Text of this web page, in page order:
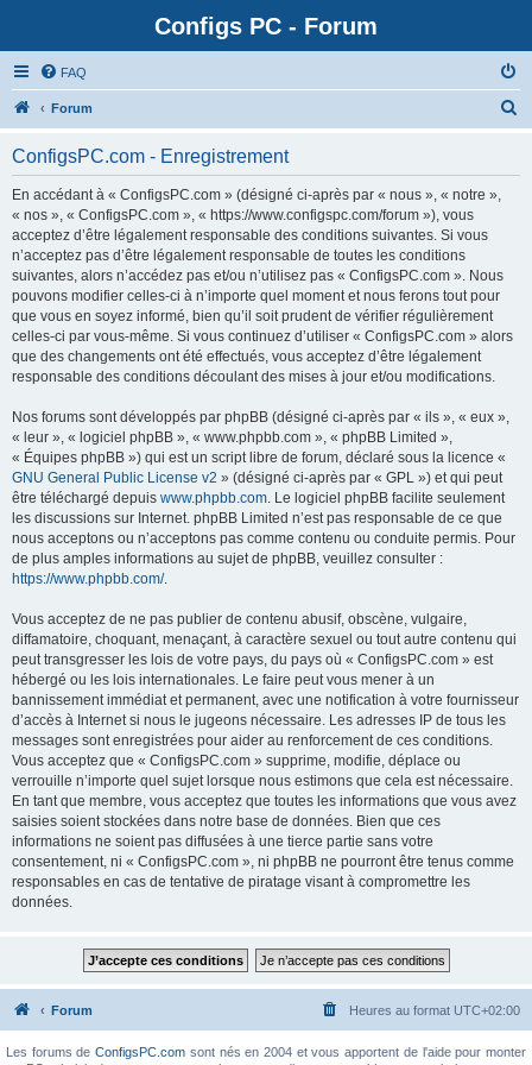
Configs PC - Forum
FAQ
Forum
ConfigsPC.com - Enregistrement
En accédant à « ConfigsPC.com » (désigné ci-après par « nous », « notre »,
« nos », « ConfigsPC.com », « https://www.configspc.com/forum »), vous
acceptez d’être légalement responsable des conditions suivantes. Si vous
n’acceptez pas d’être légalement responsable de toutes les conditions
suivantes, alors n’accédez pas et/ou n’utilisez pas « ConfigsPC.com ». Nous
pouvons modifier celles-ci à n’importe quel moment et nous ferons tout pour
que vous en soyez informé, bien qu’il soit prudent de vérifier régulièrement
celles-ci par vous-même. Si vous continuez d’utiliser « ConfigsPC.com » alors
que des changements ont été effectués, vous acceptez d’être légalement
responsable des conditions découlant des mises à jour et/ou modifications.
Nos forums sont développés par phpBB (désigné ci-après par « ils », « eux »,
« leur », « logiciel phpBB », « www.phpbb.com », « phpBB Limited »,
« Équipes phpBB ») qui est un script libre de forum, déclaré sous la licence «
GNU General Public License v2 » (désigné ci-après par « GPL ») et qui peut
être téléchargé depuis www.phpbb.com. Le logiciel phpBB facilite seulement
les discussions sur Internet. phpBB Limited n’est pas responsable de ce que
nous acceptons ou n’acceptons pas comme contenu ou conduite permis. Pour
de plus amples informations au sujet de phpBB, veuillez consulter :
https://www.phpbb.com/.
Vous acceptez de ne pas publier de contenu abusif, obscène, vulgaire,
diffamatoire, choquant, menaçant, à caractère sexuel ou tout autre contenu qui
peut transgresser les lois de votre pays, du pays où « ConfigsPC.com » est
hébergé ou les lois internationales. Le faire peut vous mener à un
bannissement immédiat et permanent, avec une notification à votre fournisseur
d’accès à Internet si nous le jugeons nécessaire. Les adresses IP de tous les
messages sont enregistrées pour aider au renforcement de ces conditions.
Vous acceptez que « ConfigsPC.com » supprime, modifie, déplace ou
verrouille n’importe quel sujet lorsque nous estimons que cela est nécessaire.
En tant que membre, vous acceptez que toutes les informations que vous avez
saisies soient stockées dans notre base de données. Bien que ces
informations ne soient pas diffusées à une tierce partie sans votre
consentement, ni « ConfigsPC.com », ni phpBB ne pourront être tenus comme
responsables en cas de tentative de piratage visant à compromettre les
données.
Forum Heures au format UTC+02:00
Les forums deConfigsPC.com sont nés en 2004 et vous apportent de l'aide pour monter